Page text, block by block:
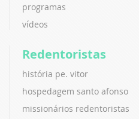
programas
vídeos
Redentoristas
história pe. vitor
hospedagem santo afonso
missionários redentoristas